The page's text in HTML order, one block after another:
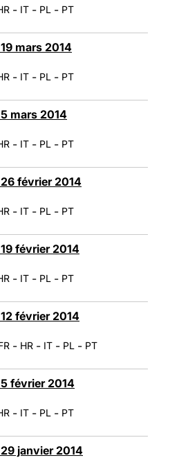
- IT - PL - PT
mars 2014
- IT - PL - PT
mars 2014
- IT - PL - PT
février 2014
- IT - PL - PT
février 2014
- IT - PL - PT
février 2014
- HR - IT - PL - PT
février 2014
- IT - PL - PT
janvier 2014